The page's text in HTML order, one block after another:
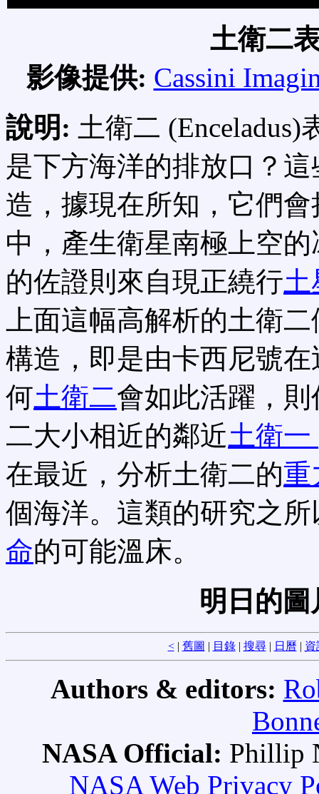
土衛二
影像提供: Cassini
說明: 土衛二
是下方海洋的排放口？
造，據現在所知，它們
中，產生衛星南極上空
的佐證則來自現正繞行土
上面這幅高解析的土衛
構造，即是由卡西尼號
何土衛二會如此活躍，
二大小相近的鄰近土衛一
在最近，分析土衛二的重
個海洋。這類的研究之
命的可能溫床。
明日的
<| 舊圖 | 目錄| 搜尋| 日曆 | 資
Authors & editors:
NASA Official: Phillip
NASA Web Privacy